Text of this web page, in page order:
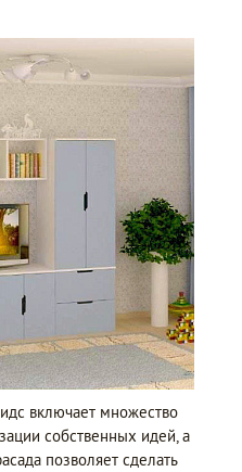
включает множество
собственных идей, а
позволяет сделать